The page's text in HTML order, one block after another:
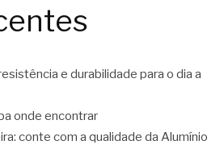
e durabilidade para o dia a
onde encontrar
conte com a qualidade da Alumínio